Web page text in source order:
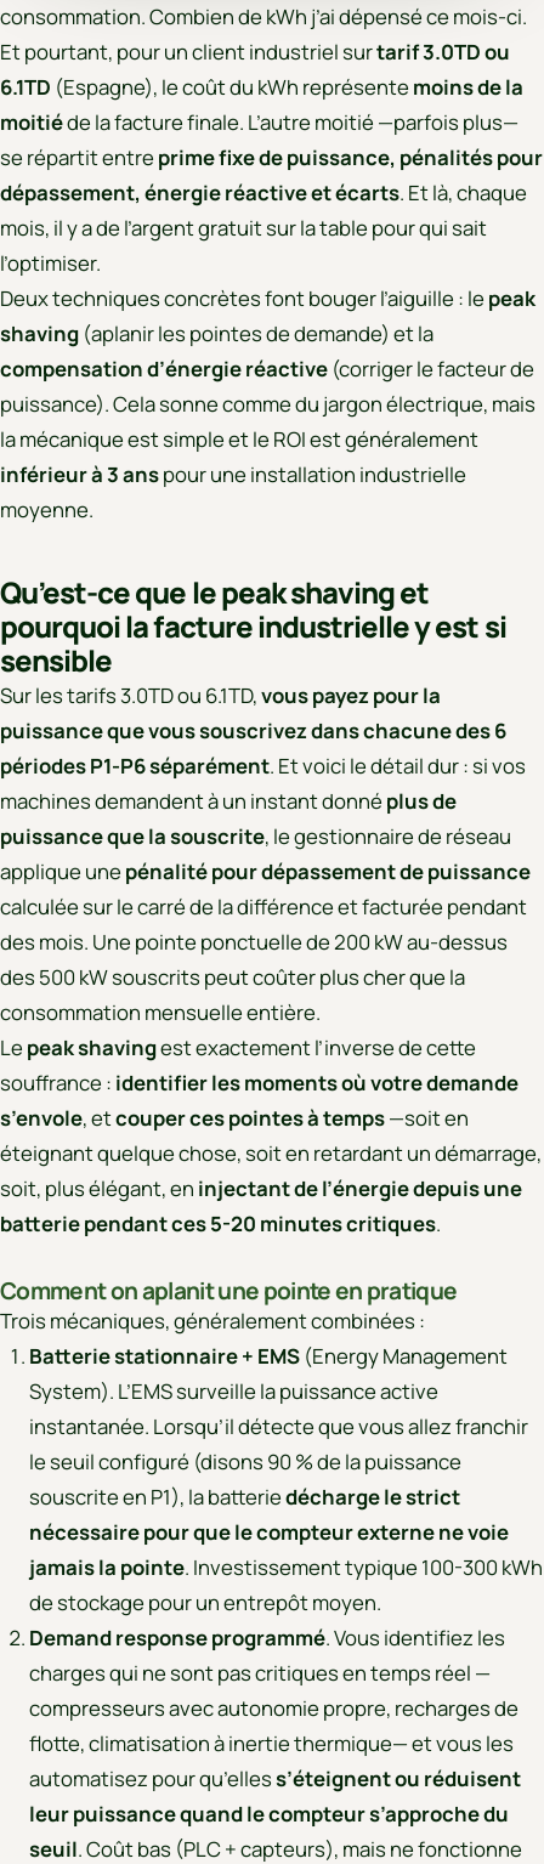
consommation. Combien de kWh j’ai dépensé ce mois-ci.
Et pourtant, pour un client industriel surtarif 3.0TD ou
6.1TD (Espagne), le coût du kWh représente moins de la
moitiéde la facture finale. L’autre moitié —parfois plus—
se répartit entre prime fixe de puissance, pénalités pour
dépassement, énergie réactive et écarts. Et là, chaque
mois, il y a de l’argent gratuit sur la table pour qui sait
l’optimiser.
Deux techniques concrètes font bouger l’aiguille : le peak
shaving (aplanir les pointes de demande) et la
compensation d’énergie réactive (corriger le facteur de
puissance). Cela sonne comme du jargon électrique, mais
la mécanique est simple et le ROI est généralement
inférieur à 3 anspour une installation industrielle
moyenne.
Qu’est-ce que le peak shaving et
pourquoi la facture industrielle y est si
sensible
Sur les tarifs 3.0TD ou 6.1TD,vous payez pour la
puissance que vous souscrivez dans chacune des 6
périodes P1-P6 séparément. Et voici le détail dur : si vos
machines demandent à un instant donné plus de
puissance que la souscrite, le gestionnaire de réseau
applique une pénalité pour dépassement de puissance
calculée sur le carré de la différence et facturée pendant
des mois. Une pointe ponctuelle de 200 kW au-dessus
des 500 kW souscrits peut coûter plus cher que la
consommation mensuelle entière.
Le peak shavingest exactement l’inverse de cette
souffrance : identifier les moments où votre demande
s’envole, etcouper ces pointes à temps—soit en
éteignant quelque chose, soit en retardant un démarrage,
soit, plus élégant, en injectant de l’énergie depuis une
batterie pendant ces 5-20 minutes critiques.
Comment on aplanit une pointe en pratique
Trois mécaniques, généralement combinées :
Batterie stationnaire + EMS (Energy Management
System). L’EMS surveille la puissance active
instantanée. Lorsqu’il détecte que vous allez franchir
le seuil configuré (disons 90 % de la puissance
souscrite en P1), la batteriedécharge le strict
nécessaire pour que le compteur externe ne voie
jamais la pointe. Investissement typique 100-300 kWh
de stockage pour un entrepôt moyen.
Demand response programmé. Vous identifiez les
charges qui ne sont pas critiques en temps réel —
compresseurs avec autonomie propre, recharges de
flotte, climatisation à inertie thermique— et vous les
automatisez pour qu’elless’éteignent ou réduisent
leur puissance quand le compteur s’approche du
seuil. Coût bas (PLC + capteurs), mais ne fonctionne